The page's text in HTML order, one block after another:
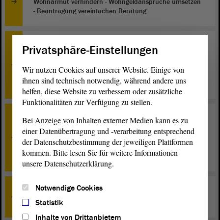
Wohnarmut verhindern - Wohngeldansprüche umsetzen
- Beantragung vereinfachen Beratung
TOP 11
Entwurf eines Gesetzes zur Änderung der Verfassung
des Landes Sachsen-Anhalt und des Gesetzes über das
Verfahren bei Volksinitiative, Volksbegehren und
Volksentscheid - Dritte Beratung
TOP 12
Entwurf eines Gesetzes zum Abkommen über die
Errichtung und Finanzierung der Akademie für
Öffentliches Gesundheitswesen in Düsseldorf - Erste
Beratung
TOP 13
Erledigte Petitionen - Beratung
Privatsphäre-Einstellungen
Wir nutzen Cookies auf unserer Website. Einige von
ihnen sind technisch notwendig, während andere uns
helfen, diese Website zu verbessern oder zusätzliche
Funktionalitäten zur Verfügung zu stellen.
Bei Anzeige von Inhalten externer Medien kann es zu
einer Datenübertragung und -verarbeitung entsprechend
der Datenschutzbestimmung der jeweiligen Plattformen
kommen. Bitte lesen Sie für weitere Informationen
unsere Datenschutzerklärung.
Notwendige Cookies
Statistik
Inhalte von Drittanbietern